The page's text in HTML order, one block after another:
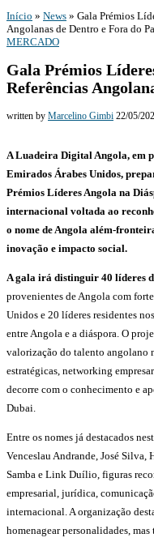
Início » News » Gala Prémios
Angolanas de Dentro e Fora do
MERCADO
Gala Prémios
Referências
written by Marcelino Gimbi 22/05/
A Luadeira Digital Angola, em
Emirados Árabes Unidos,
Prémios Líderes Angola na
internacional voltada ao
o nome de Angola além-
inovação e impacto social.
A gala irá distinguir 40 líderes
provenientes de Angola com
Unidos e 20 líderes residentes
entre Angola e a diáspora. O
valorização do talento angolano
estratégicas, networking
decorre com o conhecimento e
Dubai.
Entre os nomes já destacados
Venceslau Andrande, José Silva,
Samba e Link Duílio, figuras
empresarial, jurídica,
internacional. A organização
homenagear personalidades,